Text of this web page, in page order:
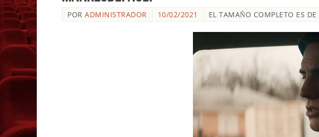
POR ADMINISTRADOR 10/02/2021 EL TAMAÑO COMPLETO ES DE